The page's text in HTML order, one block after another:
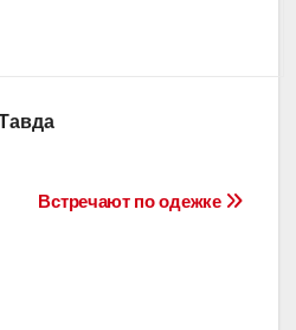
Встречают по одежке